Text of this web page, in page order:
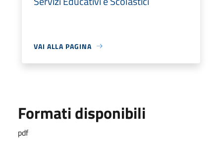
VAI ALLA PAGINA
Formati disponibili
pdf